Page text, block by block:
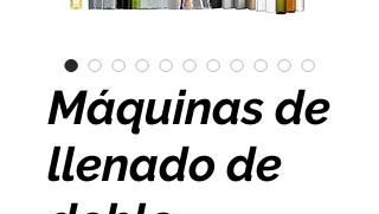
Máquinas de
llenado de